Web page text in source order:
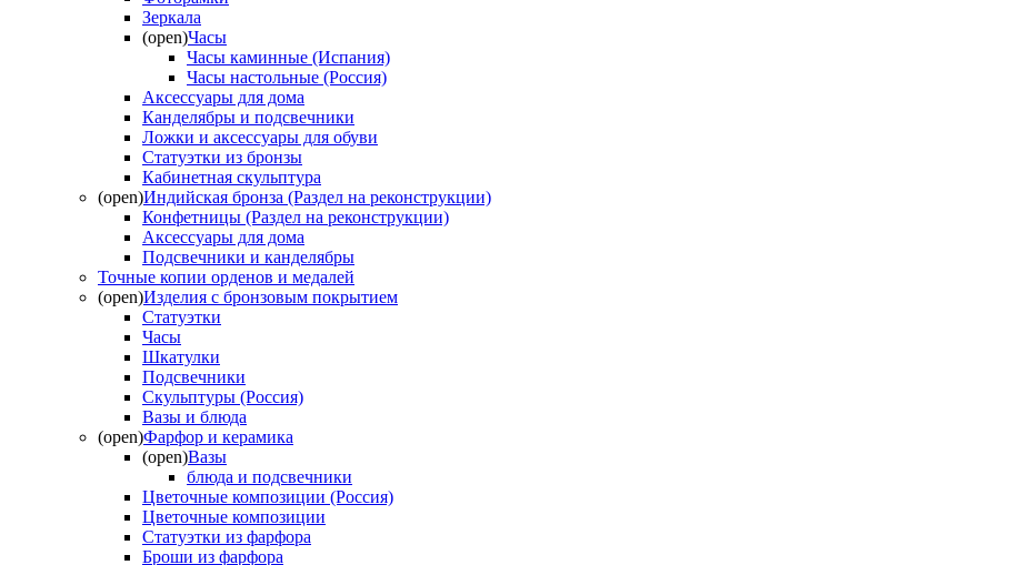
Зеркала
(open)Часы
Часы каминные (Испания)
Часы настольные (Россия)
Аксессуары для дома
Канделябры и подсвечники
Ложки и аксессуары для обуви
Статуэтки из бронзы
Кабинетная скульптура
(open)Индийская бронза (Раздел на реконструкции)
Конфетницы (Раздел на реконструкции)
Аксессуары для дома
Подсвечники и канделябры
Точные копии орденов и медалей
(open)Изделия с бронзовым покрытием
Статуэтки
Часы
Шкатулки
Подсвечники
Скульптуры (Россия)
Вазы и блюда
(open)Фарфор и керамика
(open)Вазы
блюда и подсвечники
Цветочные композиции (Россия)
Цветочные композиции
Статуэтки из фарфора
Броши из фарфора